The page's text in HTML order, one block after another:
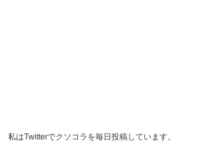
私はTwitterでクソコラを毎日投稿しています。